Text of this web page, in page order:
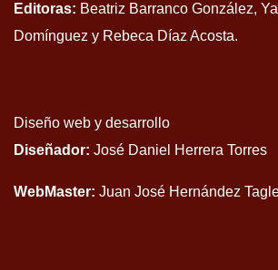
Editoras: Beatriz Barranco González,
Domínguez y Rebeca Díaz Acosta.
Diseño web y desarrollo
Diseñador: José Daniel Herrera Torres
WebMaster: Juan José Hernández